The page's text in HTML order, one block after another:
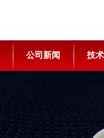
公司新闻 技